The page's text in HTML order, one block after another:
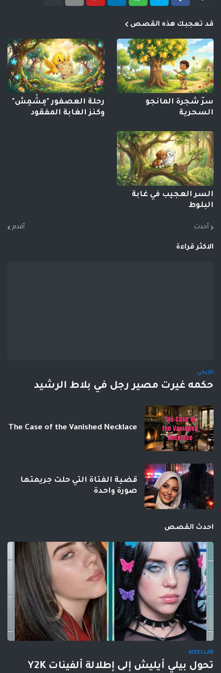
قد تعجبك هذه القصص
سرّ شجرة المانجو
السحرية
رحلة العصفور "مِشْمِش"
وكنز الغابة المفقود
السر العجيب في غابة
البلوط
أحدث أقدم
الاكثر قراءة
تاريخي
حكمه غيرت مصير رجل في بلاط الرشيد
The Case of the Vanished Necklace
قضية الفتاة التي حلت جريمتها
صورة واحدة
احدث القصص
AIXELLAB
تحول بيلي أيليش إلى إطلالة ألفينات Y2K